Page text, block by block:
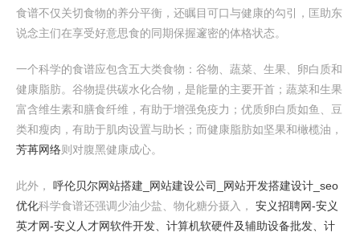
食谱不仅关切食物的养分平衡，还瞩目可口与健康的勾引，匡助东
说念主们在享受好意思食的同期保握邃密的体格状态。
一个科学的食谱应包含五大类食物：谷物、蔬菜、生果、卵白质和
健康脂肪。谷物提供碳水化合物，是能量的主要开首；蔬菜和生果
富含维生素和膳食纤维，有助于增强免疫力；优质卵白质如鱼、豆
类和瘦肉，有助于肌肉设置与助长；而健康脂肪如坚果和橄榄油，
芳苒网络则对腹黑健康成心。
此外， 呼伦贝尔网站搭建_网站建设公司_网站开发搭建设计_seo
优化科学食谱还强调少油少盐、物化糖分摄入， 安义招聘网-安义
英才网-安义人才网软件开发、计算机软硬件及辅助设备批发、计